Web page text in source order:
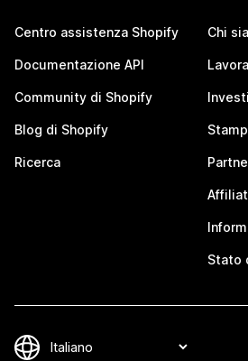
Centro assistenza Shopify
Documentazione API
Community di Shopify
Blog di Shopify
Ricerca
Chi
Stato